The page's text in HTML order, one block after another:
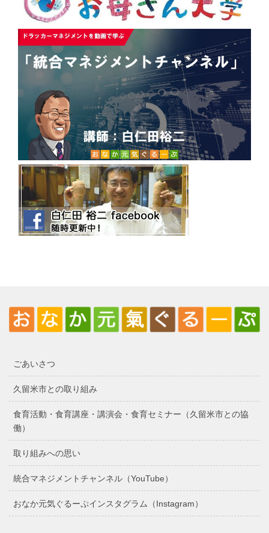
ごあいさつ
久留米市との取り組み
食育活動・食育講座・講演会・食育セミナー（久留米市との協
働）
取り組みへの思い
統合マネジメントチャンネル（YouTube）
おなか元気ぐるーぷインスタグラム（Instagram）